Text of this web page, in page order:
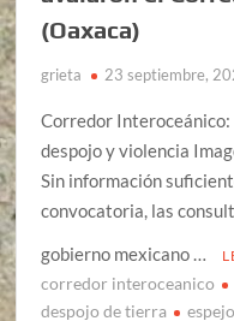
(Oaxaca)
grieta 23 septiembre,
Corredor
despojo y violencia
Sin información
convocatoria, las
gobierno mexicano …
corredor interoceanico
despojo de tierra